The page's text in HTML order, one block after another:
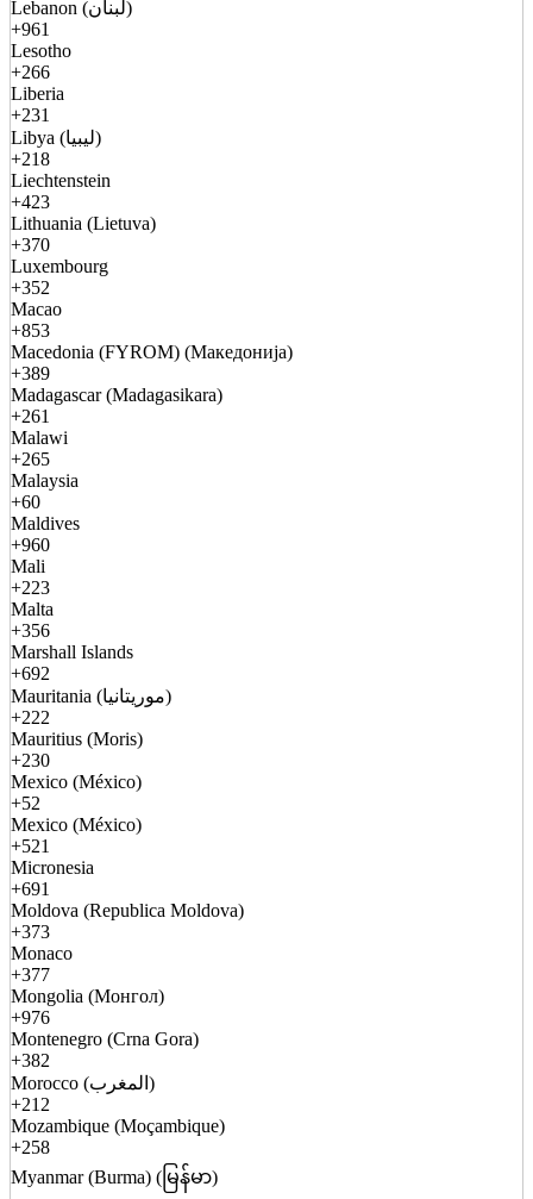
Lebanon (لبنان)
+961
Lesotho
+266
Liberia
+231
Libya (ليبيا)
+218
Liechtenstein
+423
Lithuania (Lietuva)
+370
Luxembourg
+352
Macao
+853
Macedonia (FYROM) (Македонија)
+389
Madagascar (Madagasikara)
+261
Malawi
+265
Malaysia
+60
Maldives
+960
Mali
+223
Malta
+356
Marshall Islands
+692
Mauritania (موريتانيا)
+222
Mauritius (Moris)
+230
Mexico (México)
+52
Mexico (México)
+521
Micronesia
+691
Moldova (Republica Moldova)
+373
Monaco
+377
Mongolia (Монгол)
+976
Montenegro (Crna Gora)
+382
Morocco (المغرب)
+212
Mozambique (Moçambique)
+258
Myanmar (Burma) (မြန်မာ)